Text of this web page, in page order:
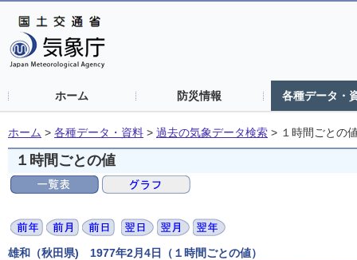
ホーム 防災情報 各種データ・
ホーム > 各種データ・資料 > 過去の気象データ検索 > １時間ごとの
１時間ごとの値
雄和（秋田県) 1977年2月4日（１時間ごとの値）